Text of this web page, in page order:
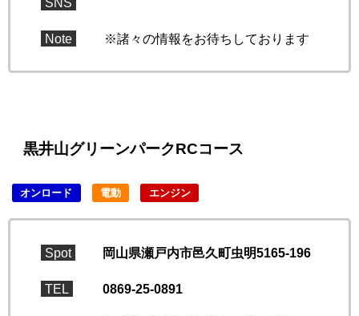
Note ※諸々の情報をお待ちしております
黒井山グリーンパークRCコース
オンロード 電動 エンジン
Spot 岡山県瀬戸内市邑久町虫明5165-196
TEL 0869-25-0891